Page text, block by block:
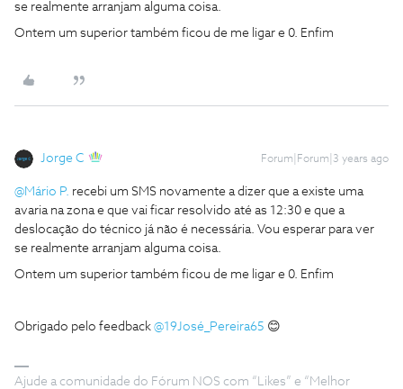
se realmente arranjam alguma coisa.
Ontem um superior também ficou de me ligar e 0. Enfim
Jorge C Forum|Forum|3 years ago
@Mário P. recebi um SMS novamente a dizer que a existe uma
avaria na zona e que vai ficar resolvido até as 12:30 e que a
deslocação do técnico já não é necessária. Vou esperar para ver
se realmente arranjam alguma coisa.
Ontem um superior também ficou de me ligar e 0. Enfim
Obrigado pelo feedback @19José_Pereira65 😊
Ajude a comunidade do Fórum NOS com “Likes” e “Melhor